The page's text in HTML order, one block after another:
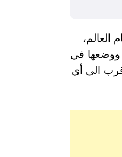
ووضعها في
الى أي